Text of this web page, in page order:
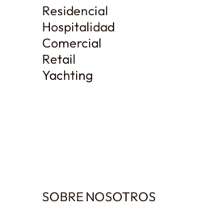
Residencial
Hospitalidad
Comercial
Retail
Yachting
SOBRE NOSOTROS